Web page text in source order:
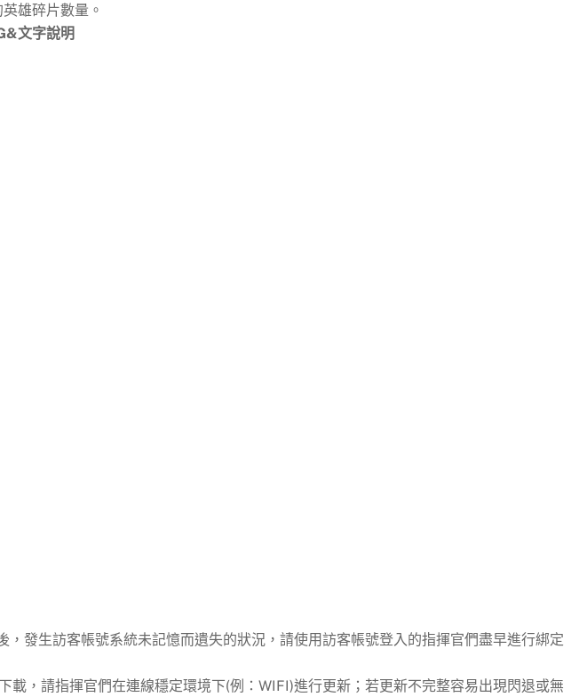
雄碎片數量。
文字說明
，發生訪客帳號系統未記憶而遺失的狀況，請使用訪客帳號登入的指揮官們盡早進行綁定
載，請指揮官們在連線穩定環境下(例：WIFI)進行更新；若更新不完整容易出現閃退或無